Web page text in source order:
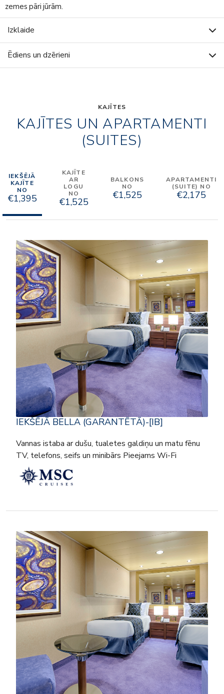
zemes pāri jūrām.
Izklaide
Ēdiens un dzērieni
KAJĪTES
KAJĪTES UN APARTAMENTI
(SUITES)
IEKŠĒJĀ
KAJĪTE
NO
€1,395
KAJĪTE
AR
LOGU
NO
€1,525
BALKONS
NO
€1,525
APARTAMENTI
(SUITE) NO
€2,175
IEKŠĒJĀ BELLA (GARANTĒTĀ)-[IB]
Vannas istaba ar dušu, tualetes galdiņu un matu fēnu
TV, telefons, seifs un minibārs Pieejams Wi-Fi